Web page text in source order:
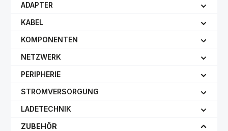
ADAPTER
KABEL
KOMPONENTEN
NETZWERK
PERIPHERIE
STROMVERSORGUNG
LADETECHNIK
ZUBEHÖR